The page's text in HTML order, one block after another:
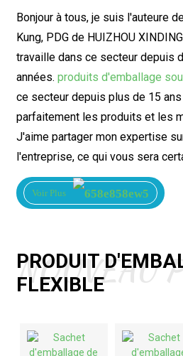
Bonjour à tous, je suis l'auteure
Kung, PDG de HUIZHOU
travaille dans ce secteur depuis
années. produits d'emballage
ce secteur depuis plus de 15
parfaitement les produits et les
J'aime partager mon expertise
l'entreprise, ce qui vous sera
Voir Plus
PRODUIT
FLEXIBLE
NOUVEAU